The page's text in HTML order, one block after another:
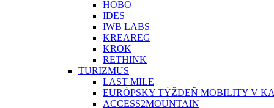
HOBO
IDES
IWB LABS
KREAREG
KROK
RETHINK
TURIZMUS
LAST MILE
EURÓPSKY TÝŽDEŇ MOBILITY V
ACCESS2MOUNTAIN